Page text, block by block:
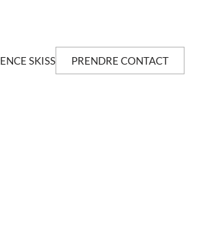
SKISS PRENDRE CONTACT